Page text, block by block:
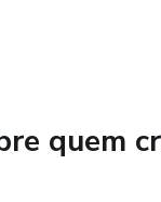
quem